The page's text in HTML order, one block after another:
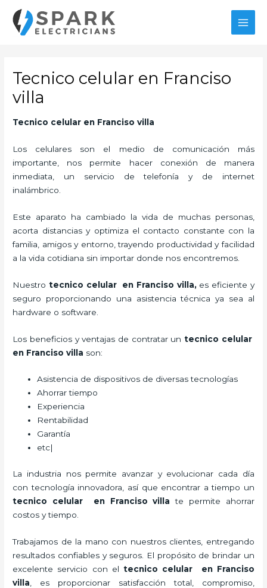
contenido
Tecnico celular en Franciso
villa
Tecnico celular en Franciso villa
Los celulares son el medio de comunicación más
importante, nos permite hacer conexión de manera
inmediata, un servicio de telefonía y de internet
inalámbrico.
Este aparato ha cambiado la vida de muchas personas,
acorta distancias y optimiza el contacto constante con la
familia, amigos y entorno, trayendo productividad y facilidad
a la vida cotidiana sin importar donde nos encontremos.
Nuestro tecnico celular en Franciso villa,es eficiente y
seguro proporcionando una asistencia técnica ya sea al
hardware o software.
Los beneficios y ventajas de contratar untecnico celular
en Franciso villa son:
Asistencia de dispositivos de diversas tecnologías
Ahorrar tiempo
Experiencia
Rentabilidad
Garantía
etc|
La industria nos permite avanzar y evolucionar cada día
con tecnología innovadora, así que encontrar a tiempo un
tecnico celular en Franciso villa te permite ahorrar
costos y tiempo.
Trabajamos de la mano con nuestros clientes, entregando
resultados confiables y seguros. El propósito de brindar un
excelente servicio con el tecnico celular en Franciso
villa , es proporcionar satisfacción total, compromiso,